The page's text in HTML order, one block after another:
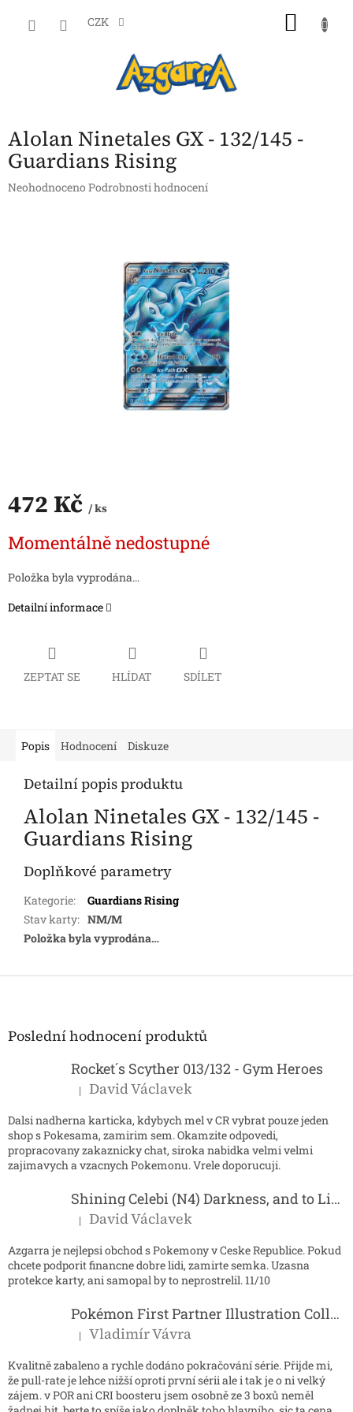
CZK
Alolan Ninetales GX - 132/145 -
Guardians Rising
Průměrné
Neohodnoceno Podrobnosti hodnocení
472 Kč / ks
cena:
Momentálně nedostupné
Položka byla vyprodána…
Detailní informace
ZEPTAT SE HLÍDAT SDÍLET
Popis Hodnocení Diskuze
Detailní popis produktu
Alolan Ninetales GX - 132/145 -
Guardians Rising
Doplňkové parametry
Kategorie:
Guardians Rising
Stav karty: NM/M
Položka byla vyprodána…
Z
Poslední hodnocení produktů
Rocket´s Scyther 013/132 - Gym Heroes
Hodnocení produktu je 5 z 5 hvězdiček.
| David Václavek
Dalsi nadherna karticka, kdybych mel v CR vybrat pouze jeden
shop s Pokesama, zamirim sem. Okamzite odpovedi,
propracovany zakaznicky chat, siroka nabidka velmi velmi
zajimavych a vzacnych Pokemonu. Vrele doporucuji.
Shining Celebi (N4) Darkness, and to Light...
Hodnocení produktu je 5 z 5 hvězdiček.
| David Václavek
Azgarra je nejlepsi obchod s Pokemony v Ceske Republice. Pokud
chcete podporit financne dobre lidi, zamirte semka. Uzasna
protekce karty, ani samopal by to neprostrelil. 11/10
Pokémon First Partner Illustration Collection - Series 2
Hodnocení produktu je 5 z 5 hvězdiček.
| Vladimír Vávra
Kvalitně zabaleno a rychle dodáno pokračování série. Přijde mi,
že pull-rate je lehce nižší oproti první sérii ale i tak je o ni velký
zájem. v POR ani CRI boosteru jsem osobně ze 3 boxů neměl